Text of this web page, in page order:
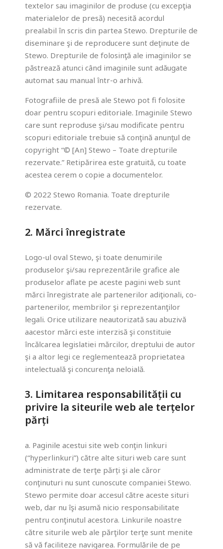
textelor sau imaginilor de produse (cu excepţia
materialelor de presă) necesită acordul
prealabil în scris din partea Stewo. Drepturile de
diseminare şi de reproducere sunt deţinute de
Stewo. Drepturile de folosinţă ale imaginilor se
păstrează atunci când imaginile sunt adăugate
automat sau manual într-o arhivă.
Fotografiile de presă ale Stewo pot fi folosite
doar pentru scopuri editoriale. Imaginile Stewo
care sunt reproduse şi/sau modificate pentru
scopuri editoriale trebuie să conţină anunţul de
copyright “© [An] Stewo – Toate drepturile
rezervate.” Retipărirea este gratuită, cu toate
acestea cerem o copie a documentelor.
© 2022 Stewo Romania. Toate drepturile
rezervate.
2. Mărci înregistrate
Logo-ul oval Stewo, şi toate denumirile
produselor şi/sau reprezentările grafice ale
produselor aflate pe aceste pagini web sunt
mărci înregistrate ale partenerilor adiţionali, co-
partenerilor, membrilor şi reprezentanţilor
legali. Orice utilizare neautorizată sau abuzivă
aacestor mărci este interzisă şi constituie
încălcarea legislatiei mărcilor, dreptului de autor
şi a altor legi ce reglementează proprietatea
intelectuală şi concurenţa neloială.
3. Limitarea responsabilității cu
privire la siteurile web ale terțelor
părți
a. Paginile acestui site web conţin linkuri
(“hyperlinkuri”) către alte situri web care sunt
administrate de terţe părți şi ale căror
conţinuturi nu sunt cunoscute companiei Stewo.
Stewo permite doar accesul către aceste situri
web, dar nu îşi asumă nicio responsabilitate
pentru conţinutul acestora. Linkurile noastre
către siturile web ale părţilor terţe sunt menite
să vă faciliteze navigarea. Formulările de pe